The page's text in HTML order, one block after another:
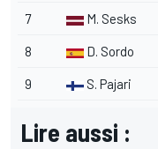
7 M. Sesks
8 D. Sordo
9 S. Pajari
Lire aussi :